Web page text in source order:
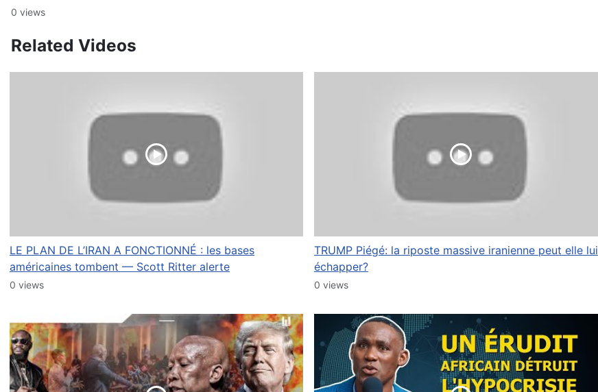
0 views
Related Videos
LE PLAN DE L’IRAN A FONCTIONNÉ : les bases
américaines tombent — Scott Ritter alerte
0 views
TRUMP Piégé: la riposte massive iranienne peut elle lui
échapper?
0 views